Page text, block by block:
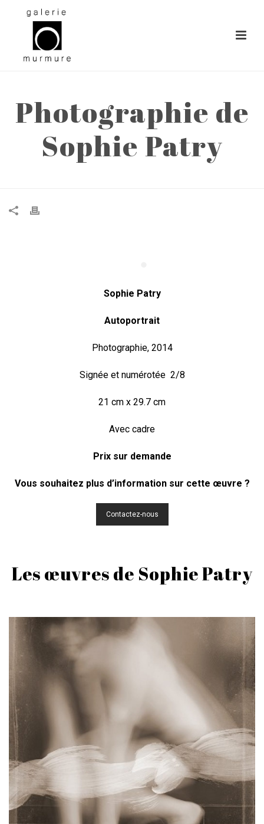
Photographie de
Sophie Patry
Sophie Patry
Autoportrait
Photographie, 2014
Signée et numérotée 2/8
21 cm x 29.7 cm
Avec cadre
Prix sur demande
Vous souhaitez plus d’information sur cette œuvre ?
Contactez-nous
Les œuvres de Sophie Patry